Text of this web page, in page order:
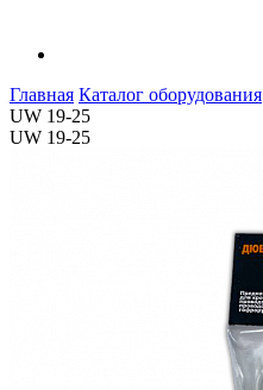
Главная Каталог оборудования
UW 19-25
UW 19-25